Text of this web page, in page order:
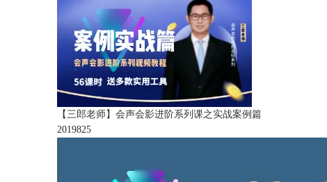
【三郎老师】会声会影进阶系列课之实战案例篇
2019825